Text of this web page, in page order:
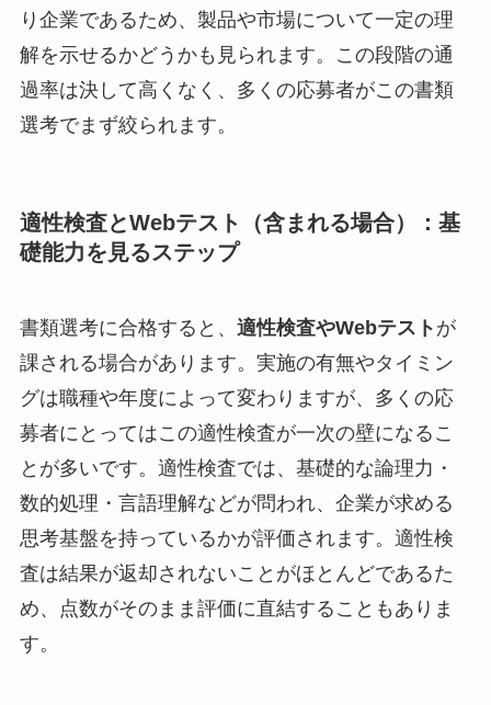
り企業であるため、製品や市場について一定の理
解を示せるかどうかも見られます。この段階の通
過率は決して高くなく、多くの応募者がこの書類
選考でまず絞られます。
適性検査とWebテスト（含まれる場合）：基
礎能力を見るステップ
書類選考に合格すると、 適性検査やWebテスト が
課される場合があります。実施の有無やタイミン
グは職種や年度によって変わりますが、多くの応
募者にとってはこの適性検査が一次の壁になるこ
とが多いです。適性検査では、基礎的な論理力・
数的処理・言語理解などが問われ、企業が求める
思考基盤を持っているかが評価されます。適性検
査は結果が返却されないことがほとんどであるた
め、点数がそのまま評価に直結することもありま
す。